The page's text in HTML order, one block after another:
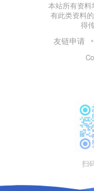
本站所有资料
有此类资料
得
友链申请
扫